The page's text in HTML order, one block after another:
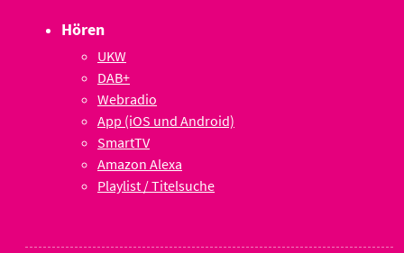
Hören
UKW
DAB+
Webradio
App (iOS und Android)
SmartTV
Amazon Alexa
Playlist / Titelsuche